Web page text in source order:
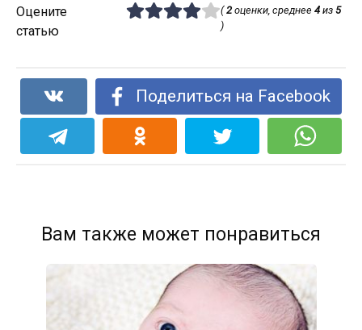
Оцените
статью
(2оценки, среднее 4из 5
)
Поделиться на Facebook
Вам также может понравиться